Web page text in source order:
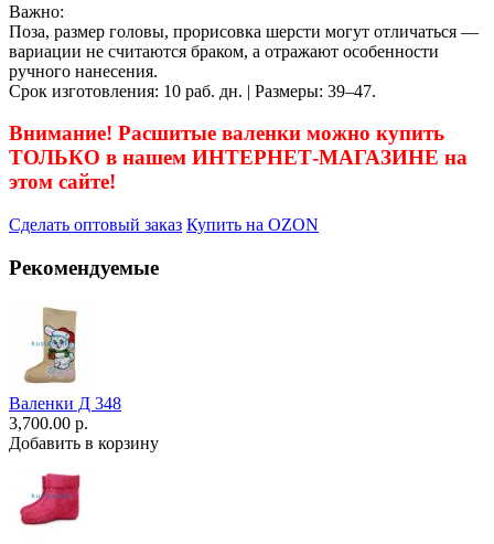
Важно:
Поза, размер головы, прорисовка шерсти могут отличаться —
вариации не считаются браком, а отражают особенности
ручного нанесения.
Срок изготовления: 10 раб. дн. | Размеры: 39–47.
Внимание! Расшитые валенки можно купить
ТОЛЬКО в нашем ИНТЕРНЕТ-МАГАЗИНЕ на
этом сайте!
Сделать оптовый заказ Купить на OZON
Рекомендуемые
Валенки Д 348
3,700.00 р.
Добавить в корзину